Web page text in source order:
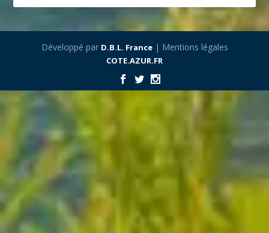
Développé par D.B.L. France| Mentions légales
COTE.AZUR.FR